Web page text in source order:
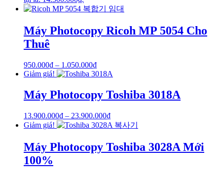
Máy Photocopy Ricoh MP 5054 Cho
Thuê
950.000₫ – 1.050.000₫
Giảm giá!
Máy Photocopy Toshiba 3018A
13.900.000₫ – 23.900.000₫
Giảm giá!
Máy Photocopy Toshiba 3028A Mới
100%